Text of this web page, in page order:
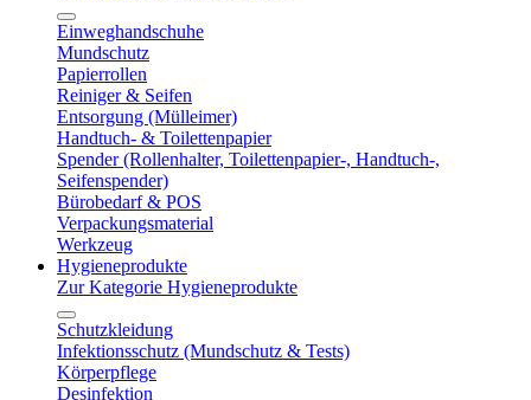
Einweghandschuhe
Mundschutz
Papierrollen
Reiniger & Seifen
Entsorgung (Mülleimer)
Handtuch- & Toilettenpapier
Spender (Rollenhalter, Toilettenpapier-, Handtuch-,
Seifenspender)
Bürobedarf & POS
Verpackungsmaterial
Werkzeug
Hygieneprodukte
Zur Kategorie Hygieneprodukte
Schutzkleidung
Infektionsschutz (Mundschutz & Tests)
Körperpflege
Desinfektion